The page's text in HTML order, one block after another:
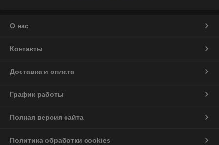
О нас
Контакты
Доставка и оплата
График работы
Полная версия сайта
Политика обработки cookies